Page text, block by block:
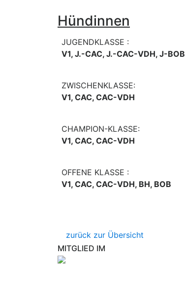
Hündinnen
JUGENDKLASSE :
V1, J.-CAC, J.-CAC-VDH, J-BOB
ZWISCHENKLASSE:
V1, CAC, CAC-VDH
CHAMPION-KLASSE:
V1, CAC, CAC-VDH
OFFENE KLASSE :
V1, CAC, CAC-VDH, BH, BOB
zurück zur Übersicht
MITGLIED IM